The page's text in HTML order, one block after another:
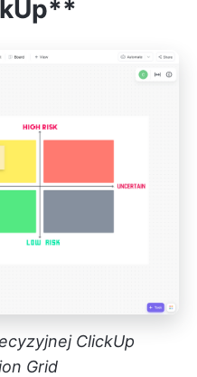
ClickUp
Grid